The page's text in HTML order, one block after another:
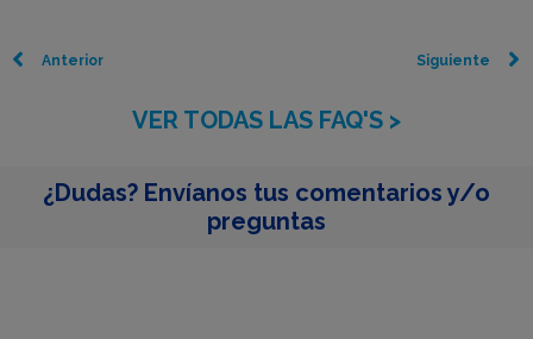
Anterior Siguiente
VER TODAS LAS FAQ'S >
¿Dudas? Envíanos tus comentarios y/o
preguntas